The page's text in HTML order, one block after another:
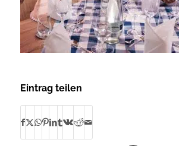
Eintrag teilen